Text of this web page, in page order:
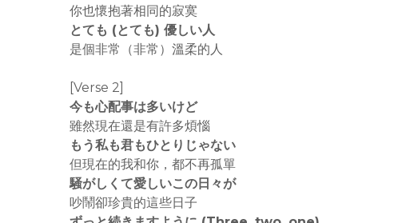
你也懷抱著相同的寂寞
とても (とても) 優しい人
是個非常（非常）溫柔的人
[Verse 2]
今も心配事は多いけど
雖然現在還是有許多煩惱
もう私も君もひとりじゃない
但現在的我和你，都不再孤單
騒がしくて愛しいこの日々が
吵鬧卻珍貴的這些日子